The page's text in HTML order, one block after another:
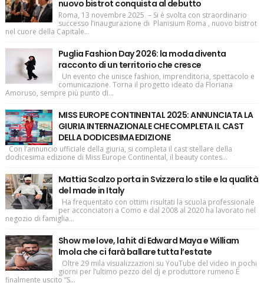
nuovo bistrot conquista al debutto
Roma, 13 novembre 2025 – Si è svolta con straordinario
successo l’inaugurazione di Planisium Roma , nuovo bistrot
nel cuore della Capitale...
Puglia Fashion Day 2026: la moda diventa
racconto di un territorio che cresce
Un evento che unisce fashion, imprenditoria, spettacolo e
comunicazione. Torna il progetto ideato da Floriana
Amoruso, sempre più punto di...
MISS EUROPE CONTINENTAL 2025: ANNUNCIATA LA
GIURIA INTERNAZIONALE CHE COMPLETA IL CAST
DELLA DODICESIMA EDIZIONE
Con l’annuncio ufficiale della giuria, si completa il cast stellare della
dodicesima edizione di Miss Europe Continental, il beauty contes...
Mattia Scalzo porta in Svizzera lo stile e la qualità
del made in Italy
Ha frequentato con ottimi risultati la scuola professionale
per acconciatori a Como e dal 2008 al 2020 ha lavorato nel
negozio di famiglia...
Show me love, la hit di Edward Maya e William
Imola che ci farà ballare tutta l’estate
Oltre 29 mila visualizzazioni su YouTube del video in pochi
giorni per l’ultimo pezzo del dj e produttore rumeno È
finalmente uscito “S...